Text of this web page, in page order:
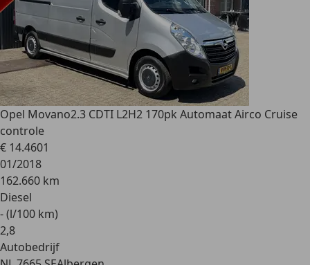
Opel Movano2.3 CDTI L2H2 170pk Automaat Airco Cruise
controle
€ 14.4601
01/2018
162.660 km
Diesel
- (l/100 km)
2,8
Autobedrijf